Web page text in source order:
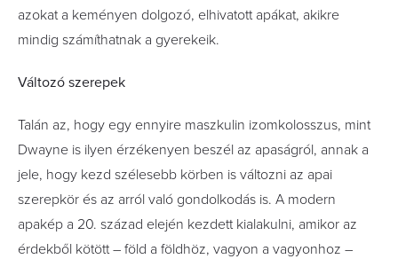
azokat a keményen dolgozó, elhivatott apákat, akikre
mindig számíthatnak a gyerekeik.
Változó szerepek
Talán az, hogy egy ennyire maszkulin izomkolosszus, mint
Dwayne is ilyen érzékenyen beszél az apaságról, annak a
jele, hogy kezd szélesebb körben is változni az apai
szerepkör és az arról való gondolkodás is. A modern
apakép a 20. század elején kezdett kialakulni, amikor az
érdekből kötött – föld a földhöz, vagyon a vagyonhoz –